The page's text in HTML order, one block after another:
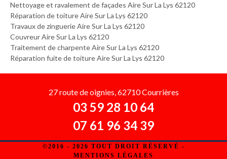
Nettoyage et ravalement de façades Aire Sur La Lys 62120
Réparation de toiture Aire Sur La Lys 62120
Travaux de zinguerie Aire Sur La Lys 62120
Couvreur Aire Sur La Lys 62120
Traitement de charpente Aire Sur La Lys 62120
Réparation fuite de toiture Aire Sur La Lys 62120
27 route de oignies, 62710 Courrières
03 59 28 10 64
07 61 96 34 39
©2016 - 2026 TOUT DROIT RÉSERVÉ -
MENTIONS LÉGALES